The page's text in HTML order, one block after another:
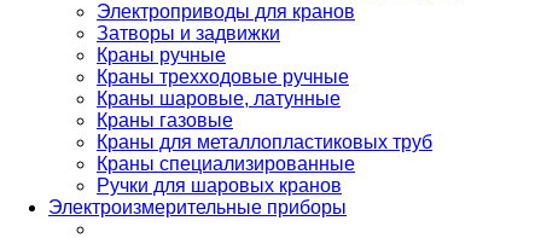
Электроприводы для кранов
Затворы и задвижки
Краны ручные
Краны трехходовые ручные
Краны шаровые, латунные
Краны газовые
Краны для металлопластиковых труб
Краны специализированные
Ручки для шаровых кранов
Электроизмерительные приборы